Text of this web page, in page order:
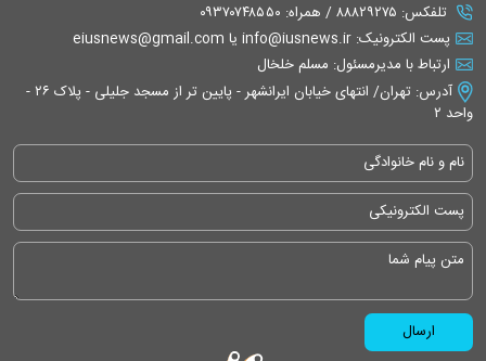
تلفکس: ۸۸۸۲۹۲۷۵ / همراه: ۰۹۳۷۰۷۴۸۵۵۰
پست الکترونیک: info@iusnews.ir یا eiusnews@gmail.com
ارتباط با مدیرمسئول: مسلم خلخال
آدرس: تهران/ انتهای خیابان ایرانشهر - پایین تر از مسجد جلیلی - پلاک ۲۶ -
واحد ۲